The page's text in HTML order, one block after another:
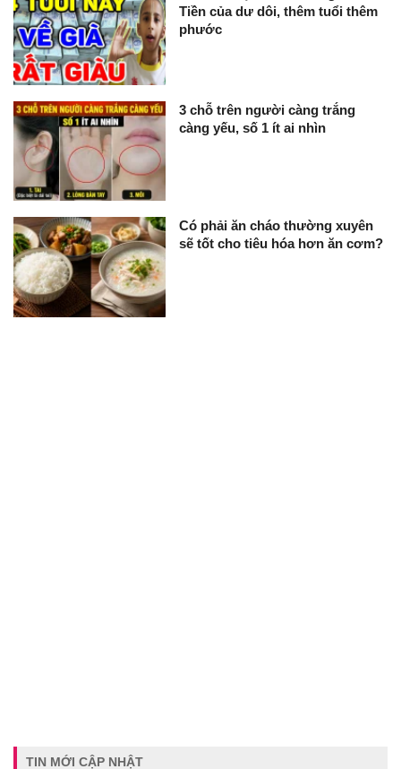
Tiền của dư dôi, thêm tuổi thêm
phước
3 chỗ trên người càng trắng
càng yếu, số 1 ít ai nhìn
Có phải ăn cháo thường xuyên
sẽ tốt cho tiêu hóa hơn ăn cơm?
TIN MỚI CẬP NHẬT